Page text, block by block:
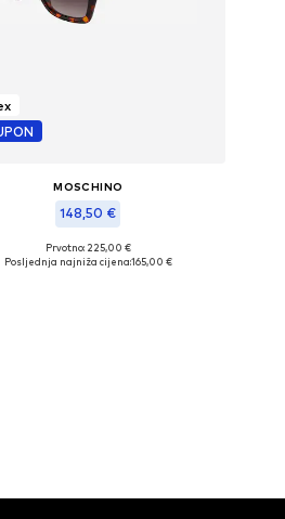
MOSCHINO
148,50 €
Dostupne veličine: 53
Prvotno: 225,00 €
Posljednja najniža cijena:165,00 €